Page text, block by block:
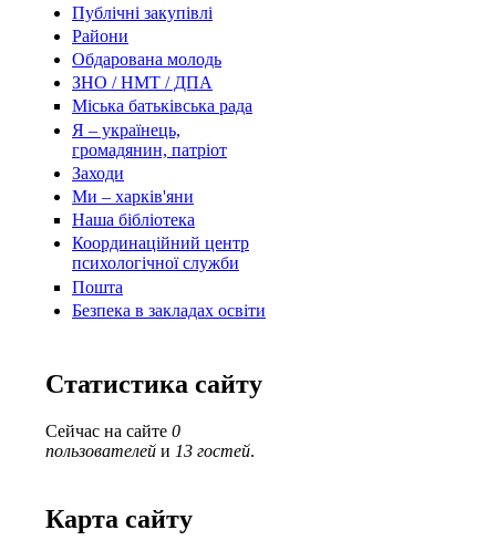
Публічні закупівлі
Райони
Обдарована молодь
ЗНО / НМТ / ДПА
Міська батьківська рада
Я – українець,
громадянин, патріот
Заходи
Ми – харків'яни
Наша бібліотека
Координаційний центр
психологічної служби
Пошта
Безпека в закладах освіти
Статистика сайту
Сейчас на сайте 0
пользователей и 13 гостей.
Карта сайту